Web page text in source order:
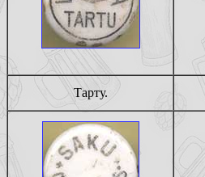
Тарту.